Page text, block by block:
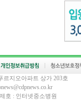
르지오아파트 상가 203호
호 : 인터넷중소병원